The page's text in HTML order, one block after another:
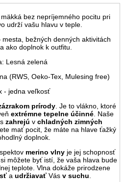
bez nepríjemného pocitu pri
udrží vašu hlavu v teple.
bežných denných aktivitách
ako doplnok k outfitu.
Lesná zelená
(RWS, Oeko-Tex, Mulesing free)
- jedna veľkosť
prírody . Je to vlákno, ktoré
extrémne tepelne účinné. Naše
zahrejú v chladných zimných
mať pocit, že máte na hlave ťažký
doplnok.
merino vlnyje jej schopnosť
si môžete byť istí, že vaša hlava bude
teplote. Vlna dokáže prirodzene
a udržiavať Vás v suchu